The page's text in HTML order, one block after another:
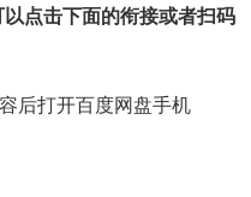
点击下面的衔接或者扫码
后打开百度网盘手机